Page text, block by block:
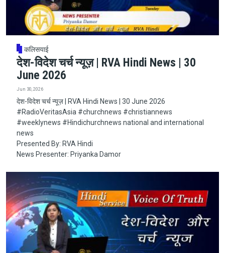
कलिसयाई
देश-विदेश चर्च न्यूज़ | RVA Hindi News | 30
June 2026
Jun 30, 2026
देश-विदेश चर्च न्यूज़ | RVA Hindi News | 30 June 2026
#RadioVeritasAsia​​​​​ #churchnews​​​​​ #christiannews​​​​​
#weeklynews​ #Hindichurchnews national and international
news
Presented By: RVA Hindi
News Presenter: Priyanka Damor